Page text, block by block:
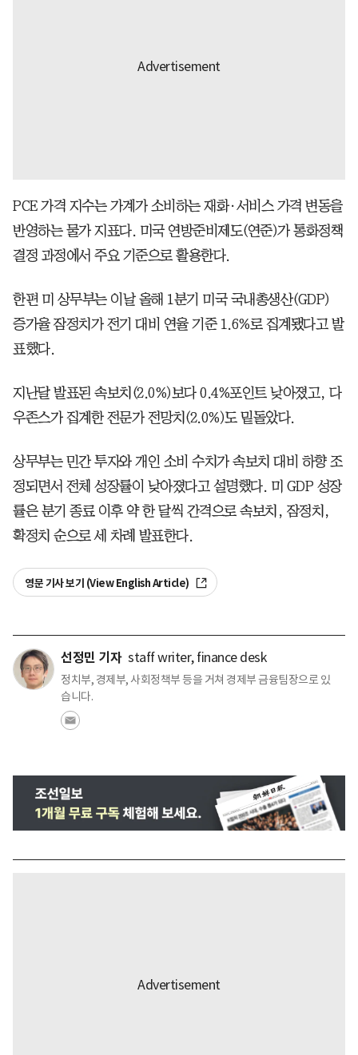
PCE 가격 지수는 가계가 소비하는 재화·서비스 가격 변동을
반영하는 물가 지표다. 미국 연방준비제도(연준)가 통화정책
결정 과정에서 주요 기준으로 활용한다.
한편 미 상무부는 이날 올해 1분기 미국 국내총생산(GDP)
증가율 잠정치가 전기 대비 연율 기준 1.6%로 집계됐다고 발
표했다.
지난달 발표된 속보치(2.0%)보다 0.4%포인트 낮아졌고, 다
우존스가 집계한 전문가 전망치(2.0%)도 밑돌았다.
상무부는 민간 투자와 개인 소비 수치가 속보치 대비 하향 조
정되면서 전체 성장률이 낮아졌다고 설명했다. 미 GDP 성장
률은 분기 종료 이후 약 한 달씩 간격으로 속보치, 잠정치,
확정치 순으로 세 차례 발표한다.
영문 기사 보기 (View English Article)
선정민 기자 staff writer, finance desk
정치부, 경제부, 사회정책부 등을 거쳐 경제부 금융팀장으로 있
습니다.